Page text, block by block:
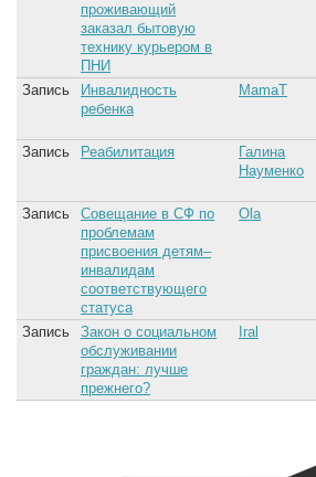
проживающий
заказал бытовую
технику курьером в
ПНИ
Запись
Инвалидность
ребенка
MamaT
Запись
Реабилитация
Галина
Науменко
Запись
Совещание в СФ по
проблемам
присвоения детям–
инвалидам
соответствующего
статуса
Ola
Запись
Закон о социальном
обслуживании
граждан: лучше
прежнего?
Iral